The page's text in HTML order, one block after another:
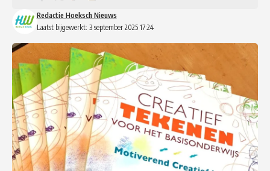
Laatst bijgewerkt: 3 september 2025 17:24
Redactie Hoeksch Nieuws